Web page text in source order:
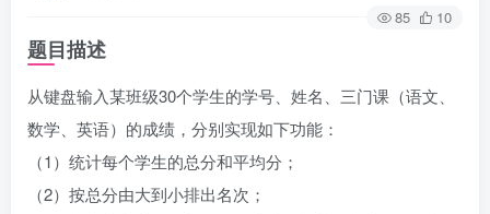
85 10
题目描述
从键盘输入某班级30个学生的学号、姓名、三门课（语文、
数学、英语）的成绩，分别实现如下功能：
（1）统计每个学生的总分和平均分；
（2）按总分由大到小排出名次；